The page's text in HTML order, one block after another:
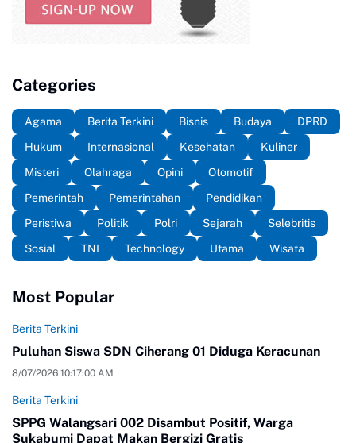
Categories
Agama Berita Terkini Bisnis Budaya
DPRD
Hukum
Internasional Kesehatan
Kuliner
Misteri
Olahraga Opini
Otomotif
Pemerintah
Pemerintahan
Pendidikan
Peristiwa
Politik Polri Sejarah
Selebritis
Sosial
TNI Technology Utama Wisata
Most Popular
Berita Terkini
Puluhan Siswa SDN Ciherang 01 Diduga Keracunan
8/07/2026 10:17:00 AM
Berita Terkini
SPPG Walangsari 002 Disambut Positif, Warga
Sukabumi Dapat Makan Bergizi Gratis